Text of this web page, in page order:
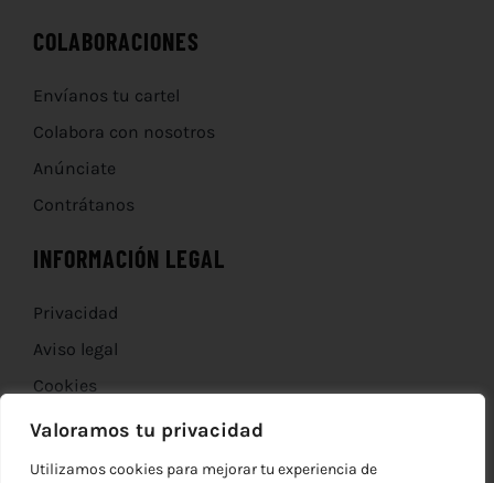
Valoramos tu privacidad
Utilizamos cookies para mejorar tu experiencia de
COLABORACIONES
Envíanos tu cartel
Colabora con nosotros
Anúnciate
Contrátanos
INFORMACIÓN LEGAL
Privacidad
Aviso legal
Cookies
Devoluciones